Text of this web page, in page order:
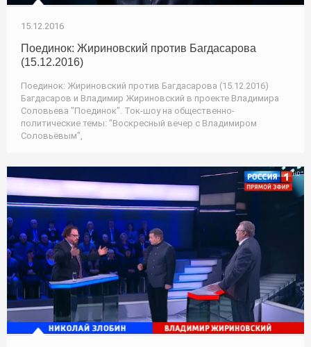
15.12.2016
Поединок: Жириновский против Багдасарова
(15.12.2016)
Поединок: Жириновский против Багдасарова (15.12.2016)
Багдасаров и Владимир Жириновский в проекте Владимира
Соловьева "Поединок". Ток-шоу на общественно-
политические темы: "Воскресный вечер с Владимиром
Соловьёвым",